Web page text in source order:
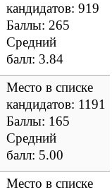
кандидатов: 919
Баллы: 265
Средний
балл: 3.84
Место в списке
кандидатов: 1191
Баллы: 165
Средний
балл: 5.00
Место в списке